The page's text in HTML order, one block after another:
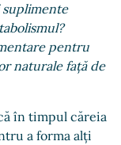
suplimente
pentru
naturale față de
în timpul căreia
a forma alți